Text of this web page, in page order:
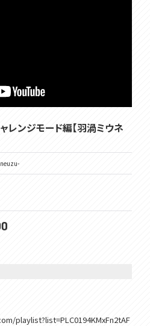
レンジモード編【羽渦ミウネ
playlist?list=PLC0194KMxFn2tAF